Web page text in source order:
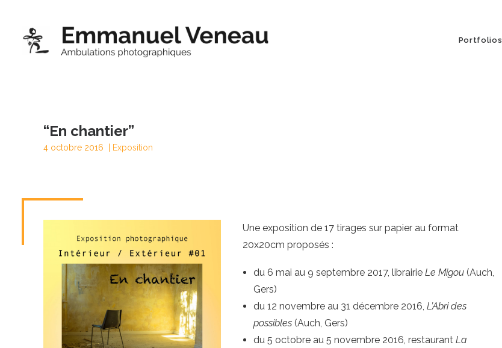
Portfolios
“En chantier”
4 octobre 2016 | Exposition
Une exposition de 17 tirages sur papier au format
20x20cm proposés :
du 6 mai au 9 septembre 2017, librairie Le Migou (Auch,
Gers)
du 12 novembre au 31 décembre 2016, L’Abri des
possibles (Auch, Gers)
du 5 octobre au 5 novembre 2016, restaurant La